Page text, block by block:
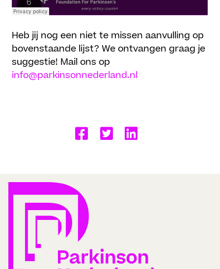
Heb jij nog een niet te missen aanvulling op
bovenstaande lijst? We ontvangen graag je
suggestie! Mail ons op
info@parkinsonnederland.nl